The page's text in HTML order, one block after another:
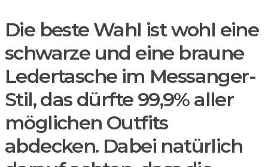
Die beste Wahl ist wohl eine
schwarze und eine braune
Ledertasche im Messanger-
Stil, das dürfte 99,9% aller
möglichen Outfits
abdecken. Dabei natürlich